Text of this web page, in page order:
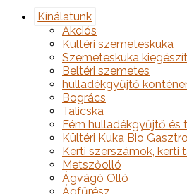
Kínálatunk
Akciós
Kültéri szemeteskuka
Szemeteskuka
Beltéri szemetes
hulladékgyűjtő
Bogrács
Talicska
Fém hulladékgyűjtő és
Kültéri Kuka Bio
Kerti szerszámok, kerti
Metszőolló
Ágvágó Olló
Ágfűrész